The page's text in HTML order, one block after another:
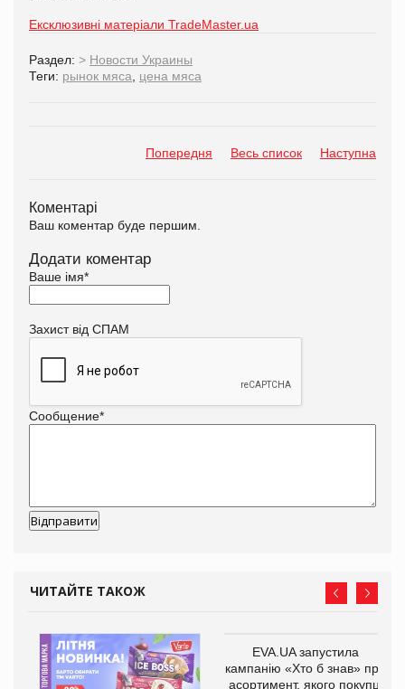
Ексклюзивні матеріали TradeMaster.ua
Раздел: > Новости Украины
Теги: рынок мяса цена мяса
Попередня Весь список Наступна
Коментарі
Ваш коментар буде першим.
Додати коментар
Ваше імя*
Захист від СПАМ
Сообщение*
ЧИТАЙТЕ ТАКОЖ
EVA.UA запустила
кампанію «Хто б знав» про
асортимент, якого покупці